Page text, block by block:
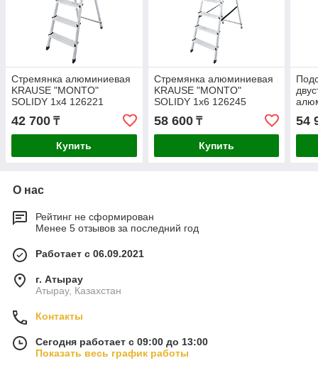
Стремянка алюминиевая
KRAUSE "MONTO"
SOLIDY 1х4 126221
42 700 ₸
Купить
Стремянка алюминиевая
KRAUSE "MONTO"
SOLIDY 1х6 126245
58 600₸
Купить
54
О нас
Рейтинг не сформирован
Менее 5 отзывов за последний год
Работает с 06.09.2021
г. Атырау
Атырау, Казахстан
Контакты
Сегодня работает с 09:00 до 13:00
Показать весь график работы